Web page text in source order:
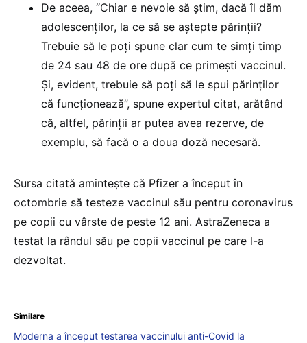
De aceea, “Chiar e nevoie să știm, dacă îl dăm
adolescenților, la ce să se aștepte părinții?
Trebuie să le poți spune clar cum te simți timp
de 24 sau 48 de ore după ce primești vaccinul.
Și, evident, trebuie să poți să le spui părinților
că funcționează”, spune expertul citat, arătând
că, altfel, părinții ar putea avea rezerve, de
exemplu, să facă o a doua doză necesară.
Sursa citată amintește că Pfizer a început în
octombrie să testeze vaccinul său pentru coronavirus
pe copii cu vârste de peste 12 ani. AstraZeneca a
testat la rândul său pe copii vaccinul pe care l-a
dezvoltat.
Similare
Moderna a început testarea vaccinului anti-Covid la